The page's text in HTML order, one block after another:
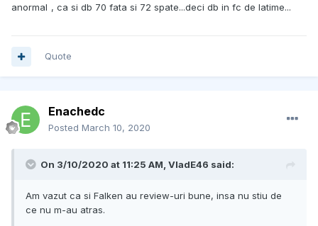
anormal , ca si db 70 fata si 72 spate...deci db in fc de latime...
Quote
Enachedc
Posted March 10, 2020
On 3/10/2020 at 11:25 AM, VladE46 said:
Am vazut ca si Falken au review-uri bune, insa nu stiu de
ce nu m-au atras.